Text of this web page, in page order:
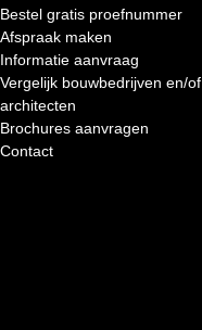
Bestel gratis proefnummer
Afspraak maken
Informatie aanvraag
Vergelijk bouwbedrijven en/of
architecten
Brochures aanvragen
Contact